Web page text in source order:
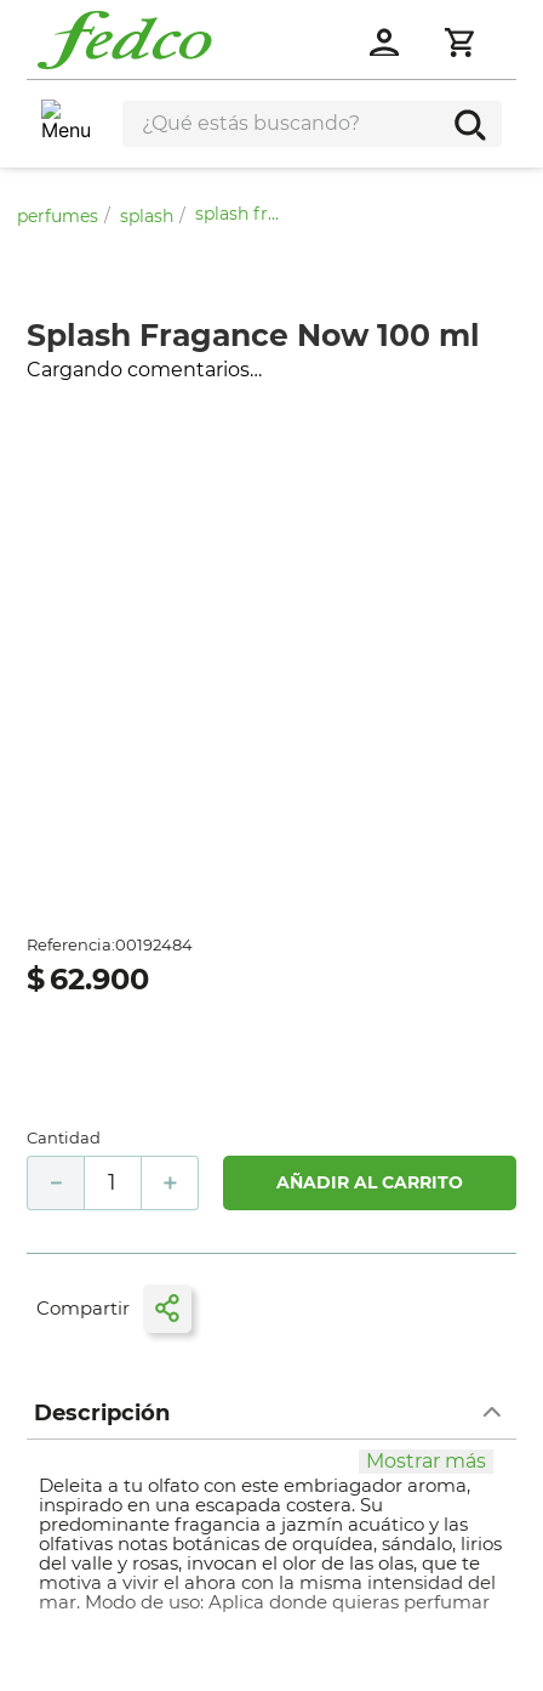
perfumes splash splash fragance now 100 ml
Splash Fragance Now 100 ml
Cargando comentarios…
Referencia:00192484
$62.900
Cantidad
＋
－ AÑADIR AL CARRITO
Descripción
Deleita a tu olfato con este embriagador aroma,
inspirado en una escapada costera. Su
predominante fragancia a jazmín acuático y las
olfativas notas botánicas de orquídea, sándalo, lirios
del valle y rosas, invocan el olor de las olas, que te
motiva a vivir el ahora con la misma intensidad del
mar. Modo de uso: Aplica donde quieras perfumar
Mostrar más